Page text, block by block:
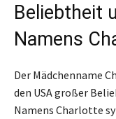
Beliebtheit
Namens
Der Mädchenname
den USA großer
Namens Charlotte